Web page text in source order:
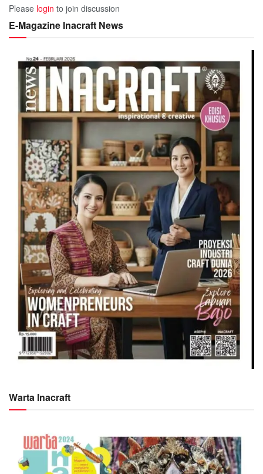
Please login to join discussion
E-Magazine Inacraft News
Warta Inacraft